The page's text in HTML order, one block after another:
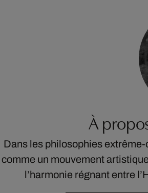
À
Dans les philosophies
comme un mouvement
l’harmonie régnant entre